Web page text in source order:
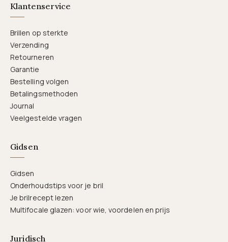
Klantenservice
Brillen op sterkte
Verzending
Retourneren
Garantie
Bestelling volgen
Betalingsmethoden
Journal
Veelgestelde vragen
Gidsen
Gidsen
Onderhoudstips voor je bril
Je brilrecept lezen
Multifocale glazen: voor wie, voordelen en prijs
Juridisch